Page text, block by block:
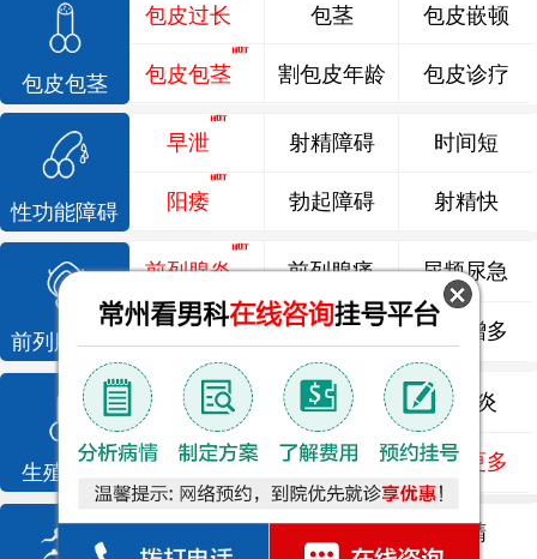
包皮包茎
包皮过长
包皮包茎
包茎
割包皮年龄
包皮嵌顿
包皮诊疗
性功能障碍
早泄
阳痿
射精障碍
勃起障碍
时间短
射精快
前列腺疾病
前列腺炎 前列腺痛 尿频尿急
前列腺增生 排尿不畅 夜尿增多
生殖感染
龟头炎 睾丸炎 尿道炎
尿相关 泌尿感染 了解更多
死精 少精 弱精